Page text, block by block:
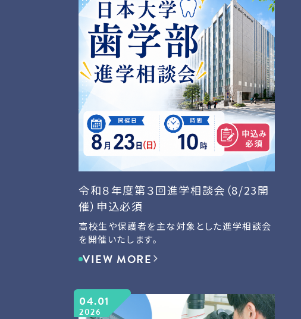
令和８年度第３回進学相談会（8/23開
催）申込必須
高校生や保護者を主な対象とした進学相談会
を開催いたします。
VIEW MORE
04.01
2026